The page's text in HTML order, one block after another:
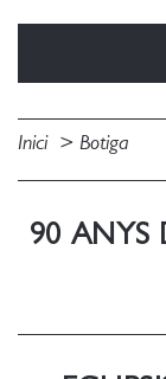
Inici Botiga
90 ANYS